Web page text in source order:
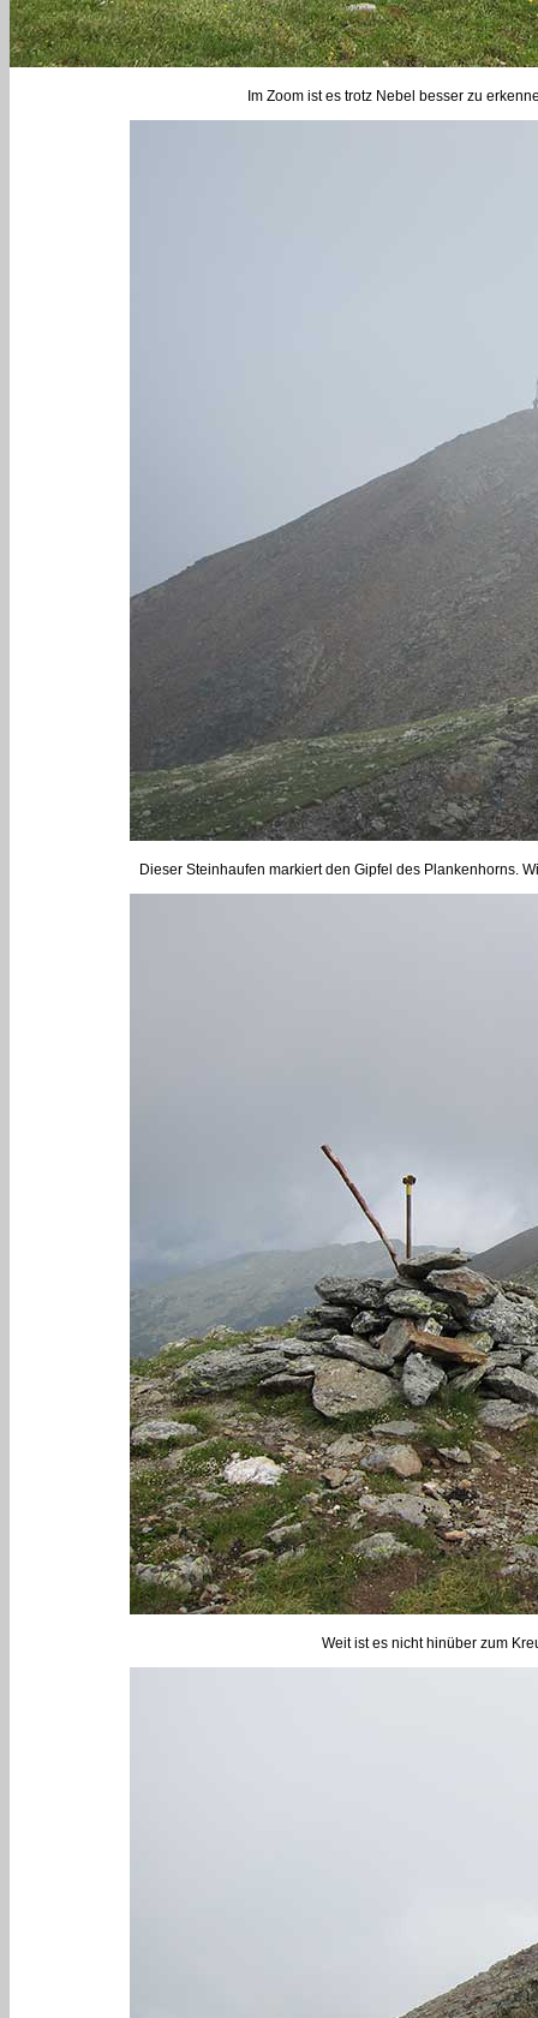
Im Zoom ist es trotz Nebel besser zu
Dieser Steinhaufen markiert den Gipfel des Plankenhorns.
Weit ist es nicht hinüber zum